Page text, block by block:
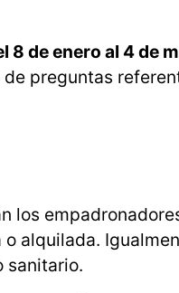
8 de enero al 4 de
preguntas
los
alquilada.
sanitario.